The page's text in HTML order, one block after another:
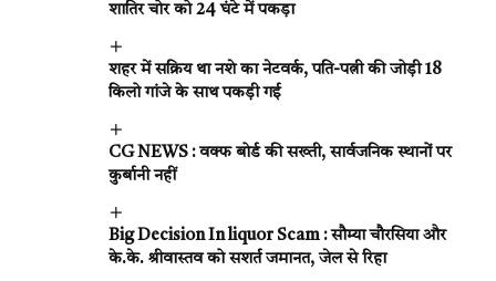
शातिर चोर को 24 घंटे में पकड़ा
शहर में सक्रिय था नशे का नेटवर्क, पति-पत्नी की जोड़ी 18
किलो गांजे के साथ पकड़ी गई
CG NEWS : वक्फ बोर्ड की सख्ती, सार्वजनिक स्थानों पर
कुर्बानी नहीं
Big Decision In liquor Scam : सौम्या चौरसिया और
के.के. श्रीवास्तव को सशर्त जमानत, जेल से रिहा